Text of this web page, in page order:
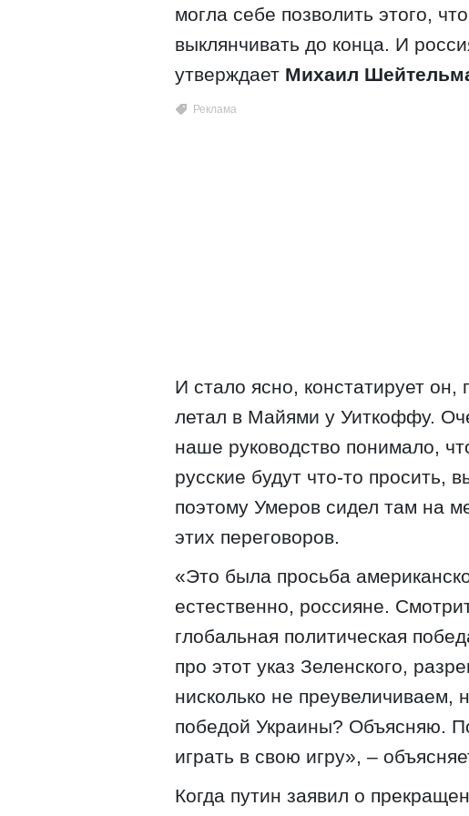
могла себе позволить этого,
выклянчивать до конца. И
утверждает Михаил
И стало ясно, констатирует
летал в Майями у Уиткоффу.
наше руководство понимало,
русские будут что-то просить,
поэтому Умеров сидел там на
этих переговоров.
«Это была просьба
естественно, россияне.
глобальная политическая
про этот указ Зеленского,
нисколько не преувеличиваем,
победой Украины? Объясняю.
играть в свою игру», –
Когда путин заявил о